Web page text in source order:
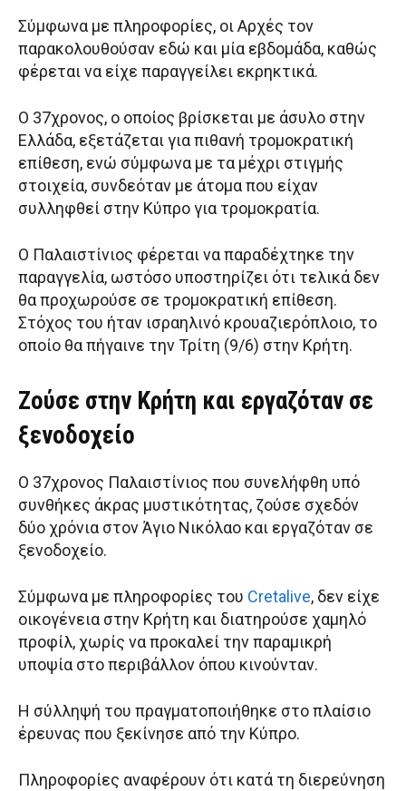
Σύμφωνα με πληροφορίες, οι Αρχές τον
παρακολουθούσαν εδώ και μία εβδομάδα, καθώς
φέρεται να είχε παραγγείλει εκρηκτικά.
Ο 37χρονος, ο οποίος βρίσκεται με άσυλο στην
Ελλάδα, εξετάζεται για πιθανή τρομοκρατική
επίθεση, ενώ σύμφωνα με τα μέχρι στιγμής
στοιχεία, συνδεόταν με άτομα που είχαν
συλληφθεί στην Κύπρο για τρομοκρατία.
Ο Παλαιστίνιος φέρεται να παραδέχτηκε την
παραγγελία, ωστόσο υποστηρίζει ότι τελικά δεν
θα προχωρούσε σε τρομοκρατική επίθεση.
Στόχος του ήταν ισραηλινό κρουαζιερόπλοιο, το
οποίο θα πήγαινε την Τρίτη (9/6) στην Κρήτη.
Ζούσε στην Κρήτη και εργαζόταν σε
ξενοδοχείο
Ο 37χρονος Παλαιστίνιος που συνελήφθη υπό
συνθήκες άκρας μυστικότητας, ζούσε σχεδόν
δύο χρόνια στον Άγιο Νικόλαο και εργαζόταν σε
ξενοδοχείο.
Σύμφωνα με πληροφορίες του Cretalive, δεν είχε
οικογένεια στην Κρήτη και διατηρούσε χαμηλό
προφίλ, χωρίς να προκαλεί την παραμικρή
υποψία στο περιβάλλον όπου κινούνταν.
Η σύλληψή του πραγματοποιήθηκε στο πλαίσιο
έρευνας που ξεκίνησε από την Κύπρο.
Πληροφορίες αναφέρουν ότι κατά τη διερεύνηση